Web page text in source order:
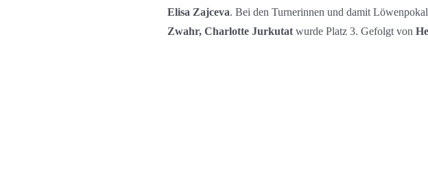
Elisa Zajceva. Bei den Turnerinnen und damit
Zwahr, Charlotte Jurkutatwurde Platz 3. Gefolgt von